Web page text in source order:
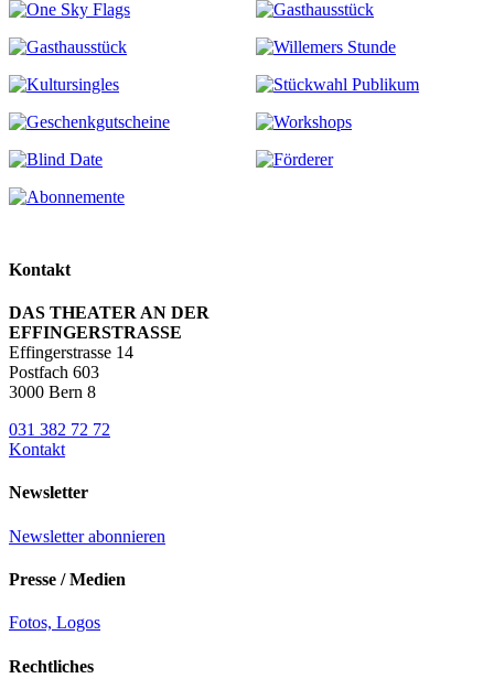
Kontakt
DAS THEATER AN DER
EFFINGERSTRASSE
Effingerstrasse 14
Postfach 603
3000 Bern 8
031 382 72 72
Kontakt
Newsletter
Newsletter abonnieren
Presse / Medien
Fotos, Logos
Rechtliches